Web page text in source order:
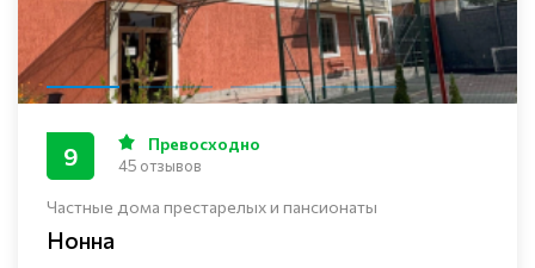
Частные дома престарелых и пансионаты
Нонна
9 Превосходно
45 отзывов